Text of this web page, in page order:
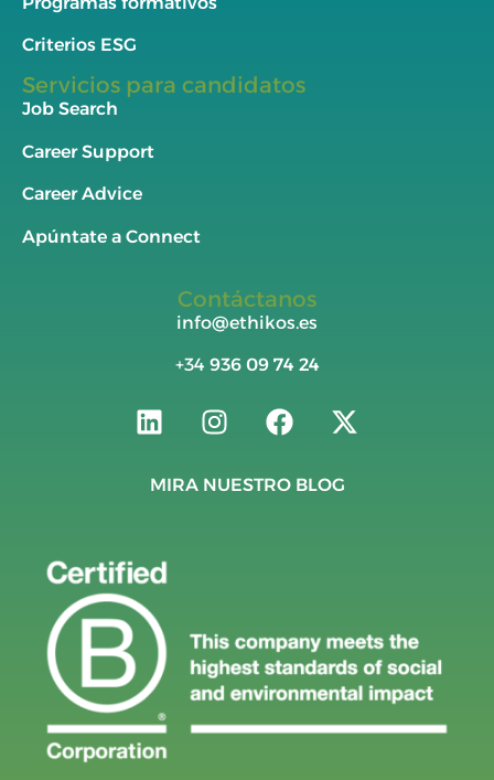
Criterios ESG
Servicios para candidatos
Job Search
Career Support
Career Advice
Apúntate a Connect
Contáctanos
info@ethikos.es
+34 936 09 74 24
MIRA NUESTRO BLOG